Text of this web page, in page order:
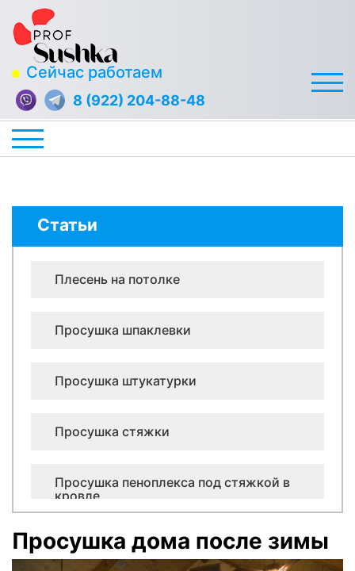
Сейчас работаем
8 (922) 204-88-48
Статьи
Плесень на потолке
Просушка шпаклевки
Просушка штукатурки
Просушка стяжки
Просушка пеноплекса под стяжкой в
кровле
Просушка керамзита в кровле
Просушка дома после зимы